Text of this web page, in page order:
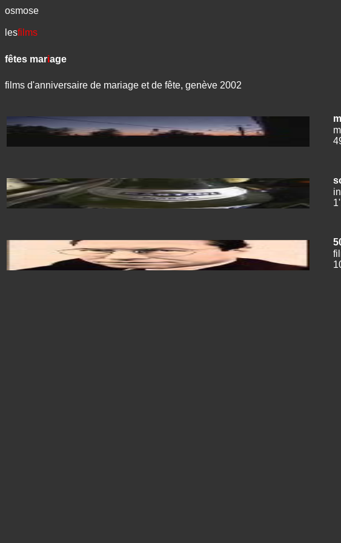
osmose
lesfilms
fêtes mariage
films d'anniversaire de mariage et de fête, genève 2002